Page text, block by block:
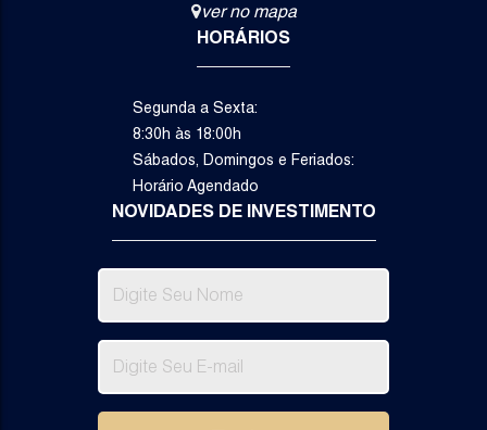
ver no mapa
HORÁRIOS
Segunda a Sexta:
8:30h às 18:00h
Sábados, Domingos e Feriados:
Horário Agendado
NOVIDADES DE INVESTIMENTO